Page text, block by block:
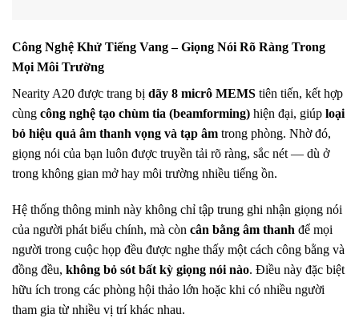
Công Nghệ Khử Tiếng Vang – Giọng Nói Rõ Ràng Trong
Mọi Môi Trường
Nearity A20 được trang bị dãy 8 micrô MEMS tiên tiến, kết hợp
cùng công nghệ tạo chùm tia (beamforming) hiện đại, giúp loại
bỏ hiệu quả âm thanh vọng và tạp âm trong phòng. Nhờ đó,
giọng nói của bạn luôn được truyền tải rõ ràng, sắc nét — dù ở
trong không gian mở hay môi trường nhiều tiếng ồn.
Hệ thống thông minh này không chỉ tập trung ghi nhận giọng nói
của người phát biểu chính, mà còn cân bằng âm thanh để mọi
người trong cuộc họp đều được nghe thấy một cách công bằng và
đồng đều, không bỏ sót bất kỳ giọng nói nào. Điều này đặc biệt
hữu ích trong các phòng hội thảo lớn hoặc khi có nhiều người
tham gia từ nhiều vị trí khác nhau.